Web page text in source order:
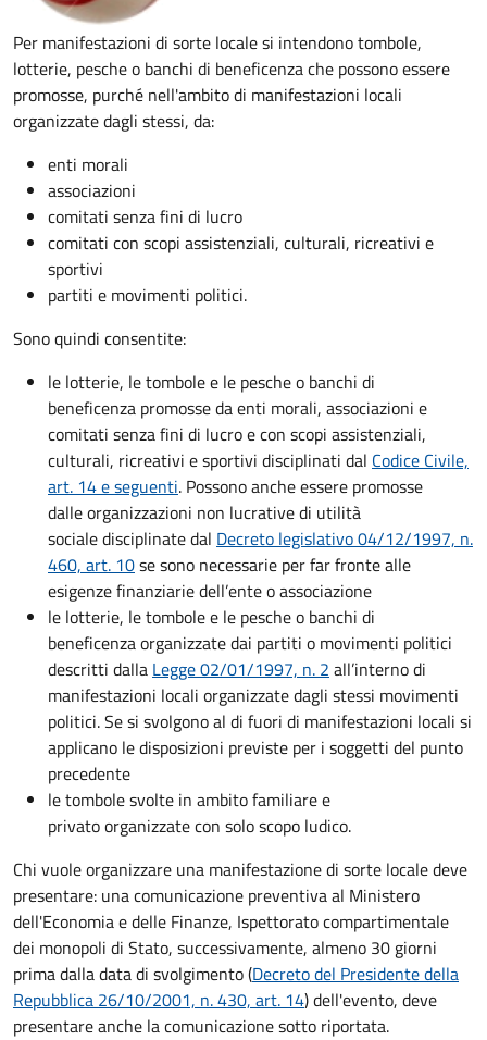
Per manifestazioni di sorte locale si intendono tombole,
lotterie, pesche o banchi di beneficenza che possono essere
promosse, purché nell'ambito di manifestazioni locali
organizzate dagli stessi, da:
enti morali
associazioni
comitati senza fini di lucro
comitati con scopi assistenziali, culturali, ricreativi e
sportivi
partiti e movimenti politici.
Sono quindi consentite:
le lotterie, le tombole e le pesche o banchi di
beneficenza promosse da enti morali, associazioni e
comitati senza fini di lucro e con scopi assistenziali,
culturali, ricreativi e sportivi disciplinati dal Codice Civile,
art. 14 e seguenti. Possono anche essere promosse
dalle organizzazioni non lucrative di utilità
sociale disciplinate dal Decreto legislativo 04/12/1997, n.
460, art. 10se sono necessarie per far fronte alle
esigenze finanziarie dell’ente o associazione
le lotterie, le tombole e le pesche o banchi di
beneficenza organizzate dai partiti o movimenti politici
descritti dalla Legge 02/01/1997, n. 2 all’interno di
manifestazioni locali organizzate dagli stessi movimenti
politici. Se si svolgono al di fuori di manifestazioni locali si
applicano le disposizioni previste per i soggetti del punto
precedente
le tombole svolte in ambito familiare e
privato organizzate con solo scopo ludico.
Chi vuole organizzare una manifestazione di sorte locale deve
presentare: una comunicazione preventiva al Ministero
dell'Economia e delle Finanze, Ispettorato compartimentale
dei monopoli di Stato, successivamente, almeno 30 giorni
prima dalla data di svolgimento (Decreto del Presidente della
Repubblica 26/10/2001, n. 430, art. 14) dell'evento, deve
presentare anche la comunicazione sotto riportata.